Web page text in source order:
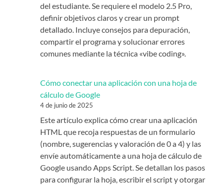
del estudiante. Se requiere el modelo 2.5 Pro,
definir objetivos claros y crear un prompt
detallado. Incluye consejos para depuración,
compartir el programa y solucionar errores
comunes mediante la técnica «vibe coding».
Cómo conectar una aplicación con una hoja de
cálculo de Google
4 de junio de 2025
Este artículo explica cómo crear una aplicación
HTML que recoja respuestas de un formulario
(nombre, sugerencias y valoración de 0 a 4) y las
envíe automáticamente a una hoja de cálculo de
Google usando Apps Script. Se detallan los pasos
para configurar la hoja, escribir el script y otorgar